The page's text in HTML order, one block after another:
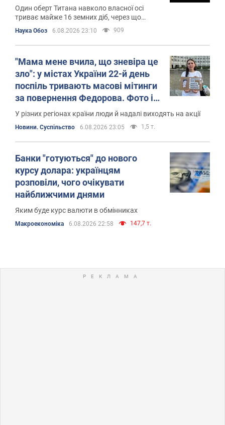
Один оберт Титана навколо власної осі
триває майже 16 земних діб, через що
Сатурн для частини його поверхні ніколи не
заходить за горизонт
Наука Обоз 6.08.2026 23:10 909
"Мама мене вчила, що зневіра це
зло": у містах України 22-й день
поспіль тривають масові мітинги
за повернення Федорова. Фото і
відео
У різних регіонах країни люди й надалі виходять на акції
Новини. Суспільство 6.08.2026 23:05 1,5 т.
Банки "готуються" до нового
курсу долара: українцям
розповіли, чого очікувати
найближчими днями
Яким буде курс валюти в обмінниках
Mакроекономіка 6.08.2026 22:58 147,7 т.